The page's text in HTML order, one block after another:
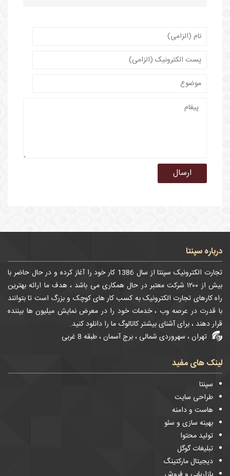
ارسال
درباره سپنتا
تجارت الکترونیک سپنتا از سال 1386 کار خود را آغاز کرده و در حال حاضر با
بیش از ۱۲۰۰ شرکت معتبر در حال همکاری می باشد ، هدف ما ارائه بهترین
راه کارهای تجارت الکترونیک به کسب کار های کوچک و بزرگ است تا بتوانند
با قدرت در عرصه وب ، خدمات خود را در معرض نمایش میلیون ها بیننده
قرار دهند ، برای آشنای بیشتر کاتالوگ ما را دانلود کنید.
تهران ، سهروردی شمالی ، برج آسمان ، طبقه 8 غربی
لینک های مفید
سپنتا
طراحی سایت
هاست و دامنه
بهینه سازی و سئو
تولید محتوا
تبلیغات گوگل
دیجیتال مارکتینگ